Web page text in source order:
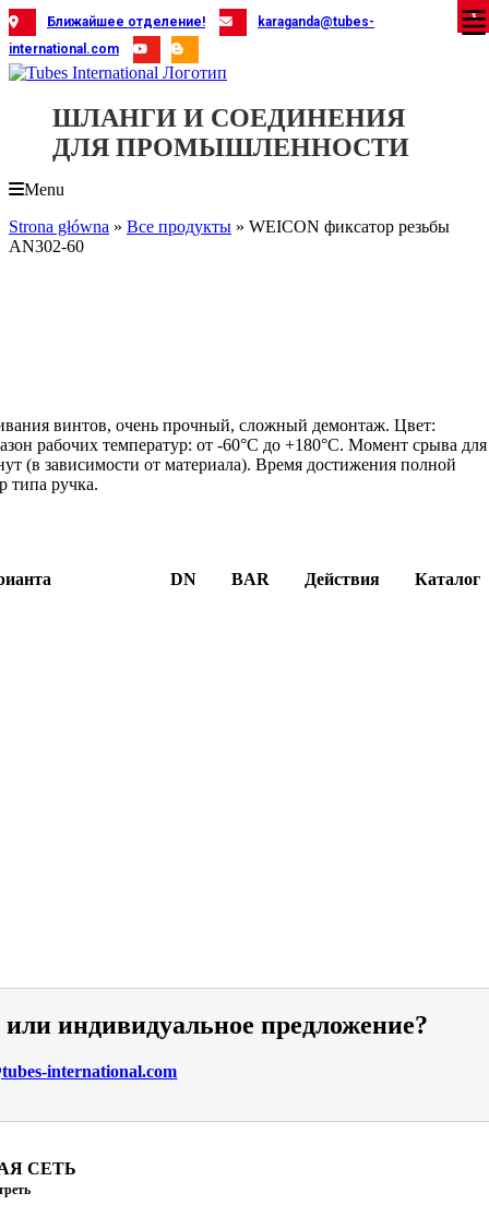
Skip
to
content
Ближайшее отделение!
karaganda@tubes-
international.com
ШЛАНГИ И СОЕДИНЕНИЯ
ДЛЯ ПРОМЫШЛЕННОСТИ
Menu
Strona główna » Все продукты » WEICON фиксатор резьбы
AN302-60
винтов, очень прочный, сложный демонтаж. Цвет:
рабочих температур: от -60°C до +180°C. Момент срыва для
(в зависимости от материала). Время достижения полной
типа ручка.
DN BAR Действия Каталог
индивидуальное предложение?
international.com
СЕТЬ
X
X
X
X
X
X
X
X
X
X
X
X
X
X
X
X
X
X
X